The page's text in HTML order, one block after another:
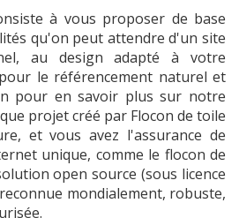
à vous proposer de base
qu'on peut attendre d'un site
au design adapté à votre
le référencement naturel et
pour en savoir plus sur notre
projet créé par Flocon de toile
et vous avez l'assurance de
unique, comme le flocon de
open source (sous licence
mondialement, robuste,